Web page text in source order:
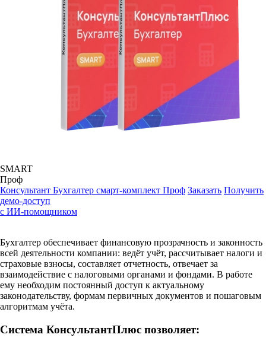
SMART
Проф
Консультант Бухгалтер смарт-комплект Проф Заказать Получить
демо-доступ
с ИИ-помощником
Бухгалтер обеспечивает финансовую прозрачность и законность
всей деятельности компании: ведёт учёт, рассчитывает налоги и
страховые взносы, составляет отчетность, отвечает за
взаимодействие с налоговыми органами и фондами. В работе
ему необходим постоянный доступ к актуальному
законодательству, формам первичных документов и пошаговым
алгоритмам учёта.
Система КонсультантПлюс позволяет: